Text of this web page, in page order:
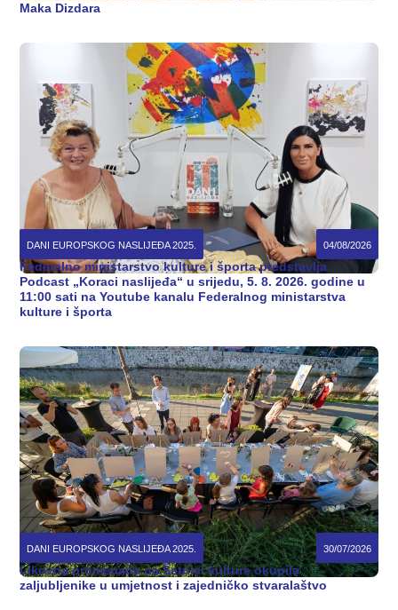
Maka Dizdara
DANI EUROPSKOG NASLIJEĐA 2025. 04/08/2026
Federalno ministarstvo kulture i športa predstavlja
Podcast „Koraci naslijeđa“ u srijedu, 5. 8. 2026. godine u
11:00 sati na Youtube kanalu Federalnog ministarstva
kulture i športa
DANI EUROPSKOG NASLIJEĐA 2025. 30/07/2026
Likovna promenada na Šetnici kulture okupila
zaljubljenike u umjetnost i zajedničko stvaralaštvo